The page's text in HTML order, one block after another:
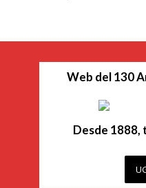
Web del 130
Desde 1888,